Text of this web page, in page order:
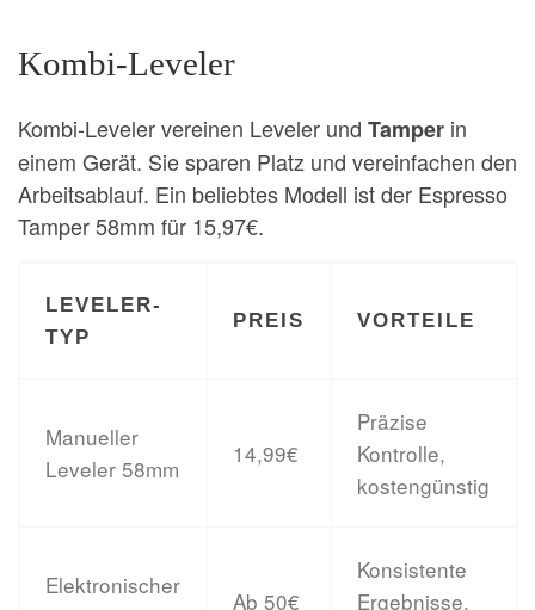
Kombi-Leveler
Kombi-Leveler vereinen Leveler und Tamper in
einem Gerät. Sie sparen Platz und vereinfachen den
Arbeitsablauf. Ein beliebtes Modell ist der Espresso
Tamper 58mm für 15,97€.
LEVELER-
TYP
PREIS VORTEILE
Manueller
Leveler 58mm
14,99€
Präzise
Kontrolle,
kostengünstig
Elektronischer
Ab 50€
Konsistente
Ergebnisse,